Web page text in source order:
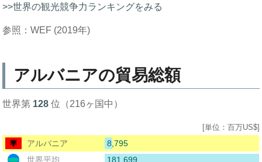
>>世界の観光競争力ランキングをみる
参照：WEF (2019年)
アルバニアの貿易総額
世界第 128 位（216ヶ国中）
[単位：百万US$]
アルバニア
8,795
世界平均
181,699